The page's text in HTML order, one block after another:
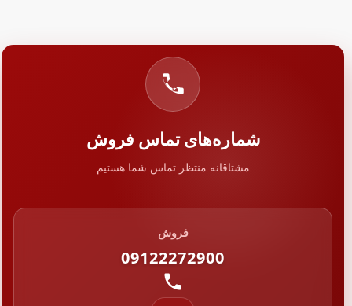
شماره‌های تماس فروش
مشتاقانه منتظر تماس شما هستیم
فروش
09122272900